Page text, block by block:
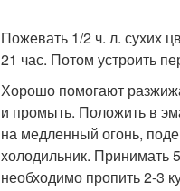
Пожевать 1/2 ч. л. сухих
21 час. Потом устроить
Хорошо помогают
и промыть. Положить в
на медленный огонь,
холодильник. Принимать
необходимо пропить 2-3